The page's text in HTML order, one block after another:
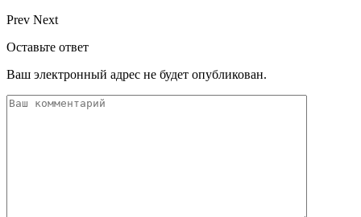
Prev Next
Оставьте ответ
Ваш электронный адрес не будет опубликован.